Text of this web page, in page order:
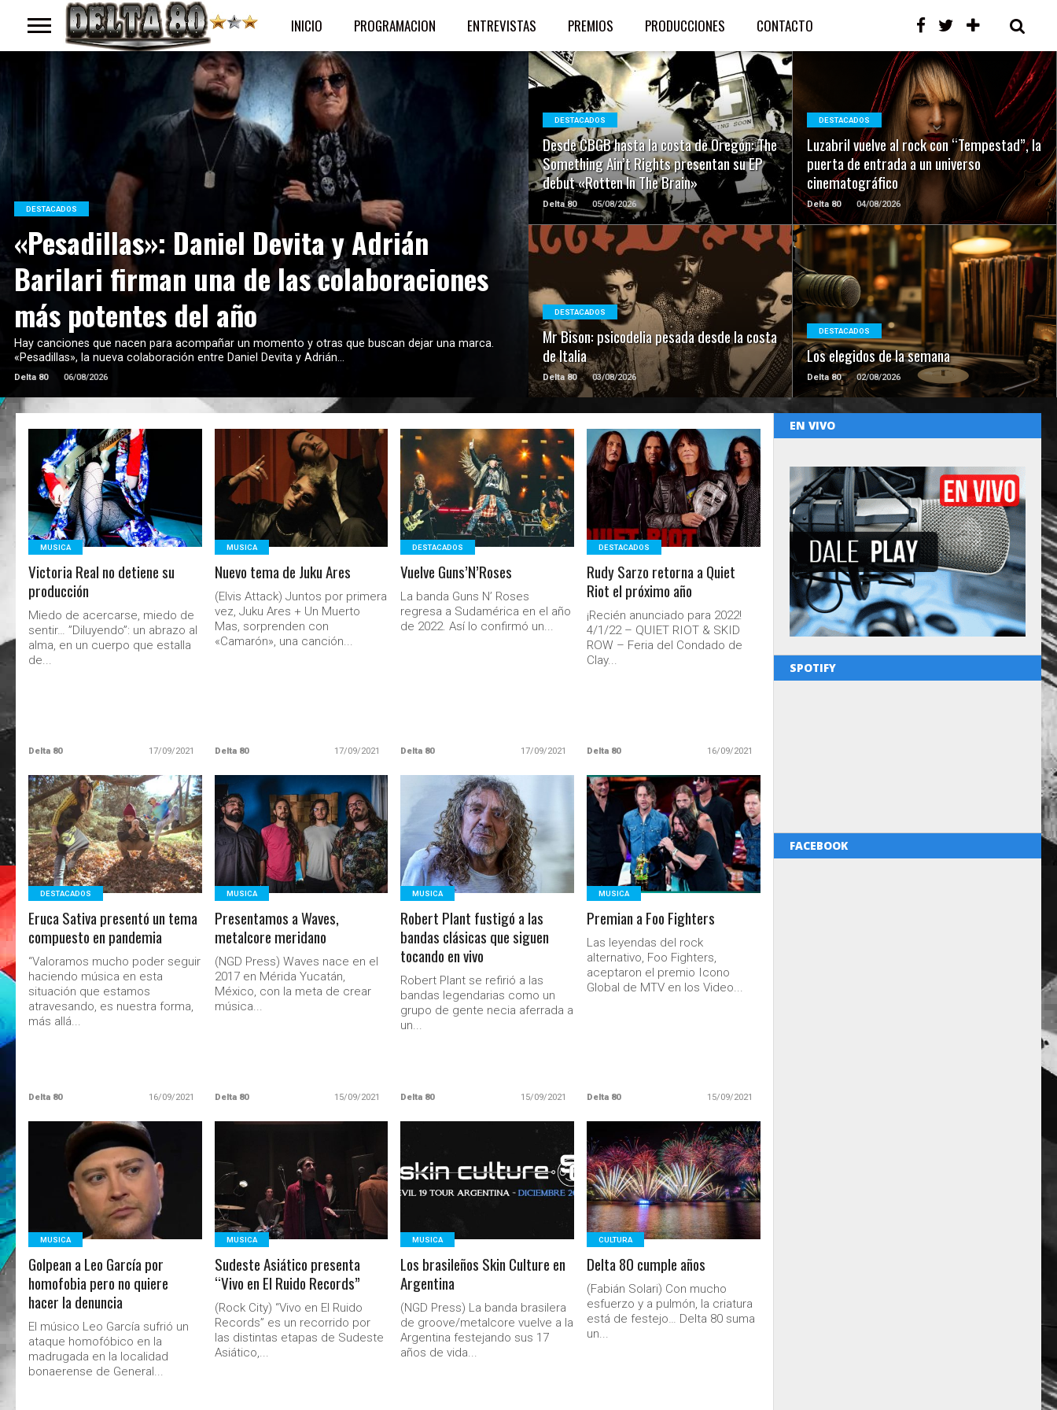
INICIO PROGRAMACION ENTREVISTAS PREMIOS PRODUCCIONES CONTACTO
DESTACADOS
«Pesadillas»: Daniel Devita y Adrián
Barilari firman una de las colaboraciones
más potentes del año
Hay canciones que nacen para acompañar un momento y otras que buscan dejar una marca.
«Pesadillas», la nueva colaboración entre Daniel Devita y Adrián...
Delta 80 06/08/2026
LEER MAS
DESTACADOS
Desde CBGB hasta la costa de Oregón: The
Something Ain’t Rights presentan su EP
debut «Rotten In The Brain»
Delta 80 05/08/2026
LEER MAS DESTACADOS
Luzabril vuelve al rock con “Tempestad”, la
puerta de entrada a un universo
cinematográfico
Delta 80 04/08/2026
LEER MAS
DESTACADOS
Mr Bison: psicodelia pesada desde la costa
de Italia
Delta 80 03/08/2026
LEER MAS
DESTACADOS
Los elegidos de la semana
Delta 80 02/08/2026
LEER MAS
EN VIVO
SPOTIFY
FACEBOOK
LEER MAS
MUSICA
Victoria Real no detiene su
producción
Miedo de acercarse, miedo de
sentir… ”Diluyendo”: un abrazo al
alma, en un cuerpo que estalla
de...
Delta 80 17/09/2021
LEER MAS
MUSICA
Nuevo tema de Juku Ares
(Elvis Attack) Juntos por primera
vez, Juku Ares + Un Muerto
Mas, sorprenden con
«Camarón», una canción...
Delta 80 17/09/2021
LEER MAS
DESTACADOS
Vuelve Guns’N’Roses
La banda Guns N’ Roses
regresa a Sudamérica en el año
de 2022. Así lo confirmó un...
Delta 80 17/09/2021
LEER MAS
DESTACADOS
Rudy Sarzo retorna a Quiet
Riot el próximo año
¡Recién anunciado para 2022!
4/1/22 – QUIET RIOT & SKID
ROW – Feria del Condado de
Clay...
Delta 80 16/09/2021
LEER MAS
DESTACADOS
Eruca Sativa presentó un tema
compuesto en pandemia
“Valoramos mucho poder seguir
haciendo música en esta
situación que estamos
atravesando, es nuestra forma,
más allá...
Delta 80 16/09/2021
LEER MAS
MUSICA
Presentamos a Waves,
metalcore meridano
(NGD Press) Waves nace en el
2017 en Mérida Yucatán,
México, con la meta de crear
música...
Delta 80 15/09/2021
LEER MAS
MUSICA
Robert Plant fustigó a las
bandas clásicas que siguen
tocando en vivo
Robert Plant se refirió a las
bandas legendarias como un
grupo de gente necia aferrada a
un...
Delta 80 15/09/2021
LEER MAS
MUSICA
Premian a Foo Fighters
Las leyendas del rock
alternativo, Foo Fighters,
aceptaron el premio Icono
Global de MTV en los Video...
Delta 80 15/09/2021
LEER MAS
MUSICA
Golpean a Leo García por
homofobia pero no quiere
hacer la denuncia
El músico Leo García sufrió un
ataque homofóbico en la
madrugada en la localidad
bonaerense de General...
LEER MAS
MUSICA
Sudeste Asiático presenta
“Vivo en El Ruido Records”
(Rock City) “Vivo en El Ruido
Records” es un recorrido por
las distintas etapas de Sudeste
Asiático,...
LEER MAS
MUSICA
Los brasileños Skin Culture en
Argentina
(NGD Press) La banda brasilera
de groove/metalcore vuelve a la
Argentina festejando sus 17
años de vida...
LEER MAS
CULTURA
Delta 80 cumple años
(Fabián Solari) Con mucho
esfuerzo y a pulmón, la criatura
está de festejo… Delta 80 suma
un...